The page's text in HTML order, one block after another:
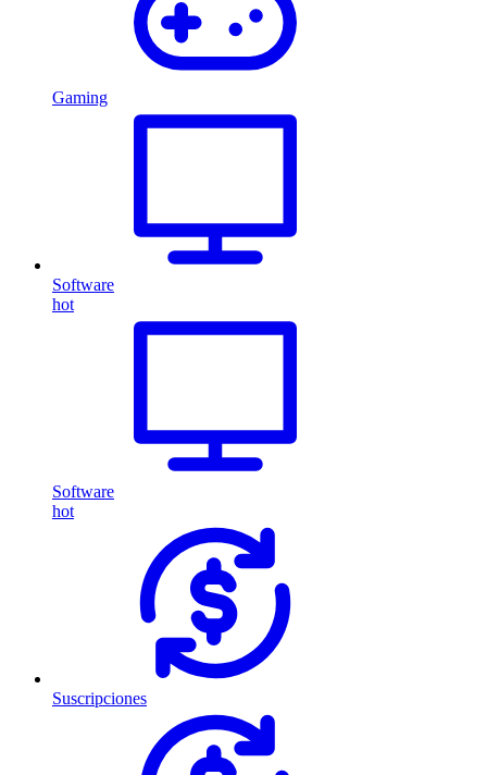
Gaming
Software
hot
Software
hot
Suscripciones